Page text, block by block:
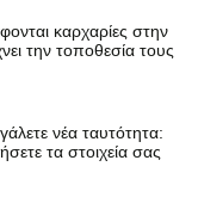
καρχαρίες στην
την τοποθεσία τους
νέα ταυτότητα:
τα στοιχεία σας